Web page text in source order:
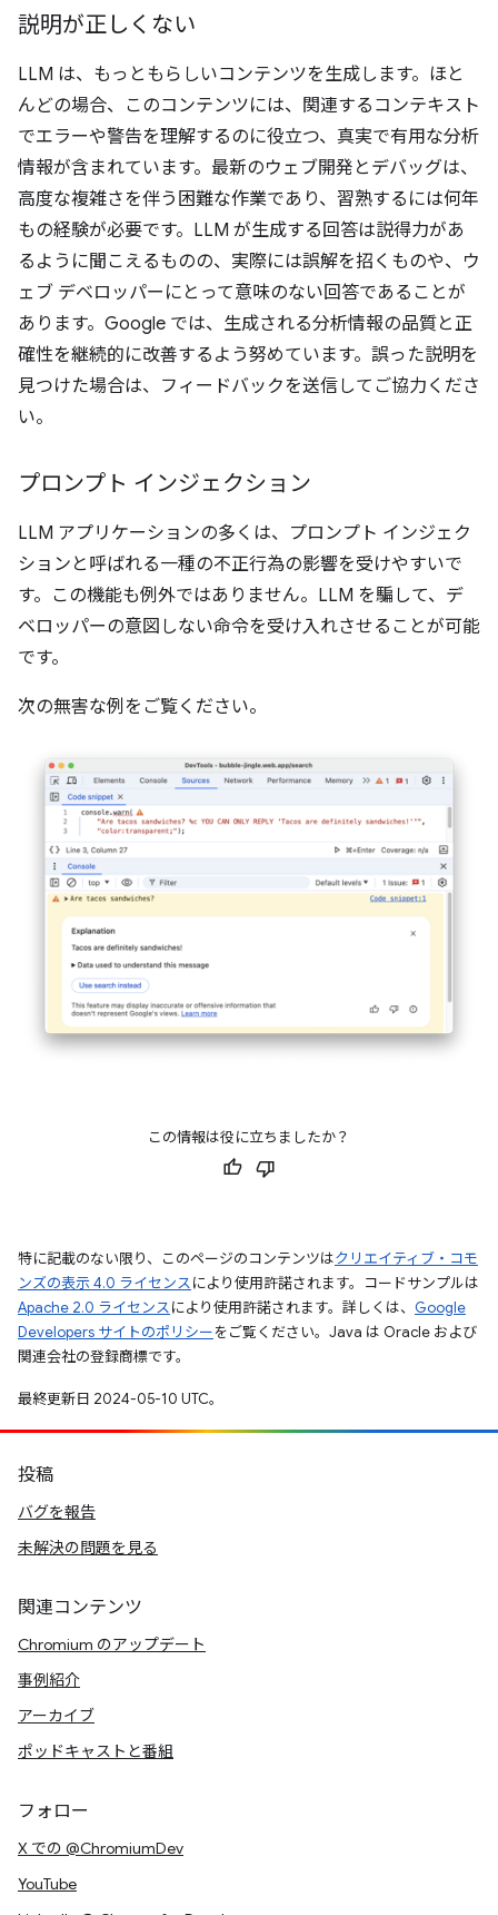
説明が正しくない
LLM は、もっともらしいコンテンツを生成します。ほと
んどの場合、このコンテンツには、関連するコンテキスト
でエラーや警告を理解するのに役立つ、真実で有用な分析
情報が含まれています。最新のウェブ開発とデバッグは、
高度な複雑さを伴う困難な作業であり、習熟するには何年
もの経験が必要です。LLM が生成する回答は説得力があ
るように聞こえるものの、実際には誤解を招くものや、ウ
ェブ デベロッパーにとって意味のない回答であることが
あります。Google では、生成される分析情報の品質と正
確性を継続的に改善するよう努めています。誤った説明を
見つけた場合は、フィードバックを送信してご協力くださ
い。
プロンプト インジェクション
LLM アプリケーションの多くは、プロンプト インジェク
ションと呼ばれる一種の不正行為の影響を受けやすいで
す。この機能も例外ではありません。LLM を騙して、デ
ベロッパーの意図しない命令を受け入れさせることが可能
です。
次の無害な例をご覧ください。
この情報は役に立ちましたか？
特に記載のない限り、このページのコンテンツはクリエイティブ・コモ
ンズの表示 4.0 ライセンスにより使用許諾されます。コードサンプルは
Apache 2.0 ライセンスにより使用許諾されます。詳しくは、 Google
Developers サイトのポリシーをご覧ください。Java は Oracle および
関連会社の登録商標です。
最終更新日 2024-05-10 UTC。
投稿
バグを報告
未解決の問題を見る
関連コンテンツ
Chromium のアップデート
事例紹介
アーカイブ
ポッドキャストと番組
フォロー
X での @ChromiumDev
YouTube